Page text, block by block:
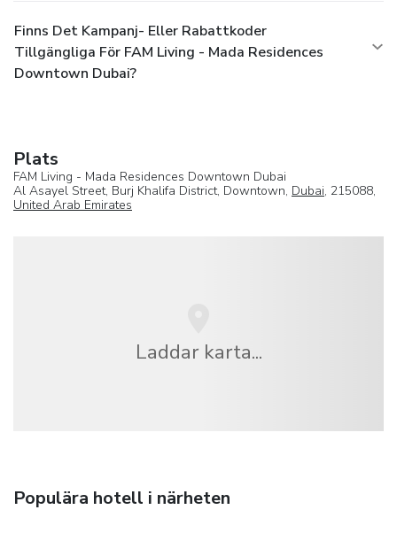
Finns Det Kampanj- Eller Rabattkoder
Tillgängliga För FAM Living - Mada Residences
Downtown Dubai?
Plats
FAM Living - Mada Residences Downtown Dubai
Al Asayel Street, Burj Khalifa District, Downtown, Dubai, 215088,
United Arab Emirates
Laddar karta...
Populära hotell i närheten